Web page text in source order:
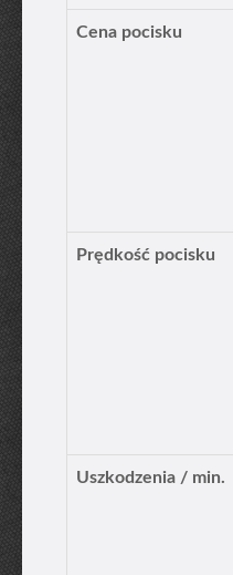
Cena pocisku
Prędkość pocisku
Uszkodzenia / min.